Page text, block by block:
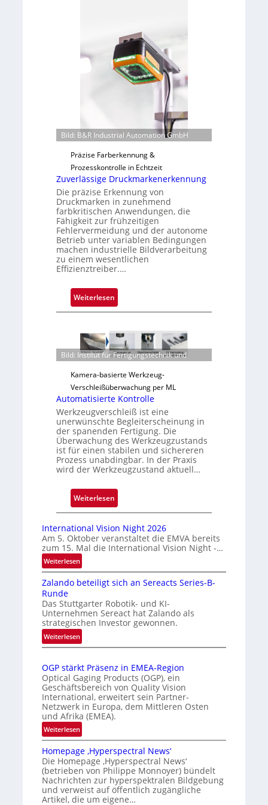
h
m
e
a
i
l
o
b
s
b
e
r
t
i
g
u
n
g
a
u
s
Bild: B&R Industrial Automation GmbH
Präzise Farberkennung &
Prozesskontrolle in Echtzeit
Zuverlässige Druckmarkenerkennung
Die präzise Erkennung von
Druckmarken in zunehmend
farbkritischen Anwendungen, die
Fähigkeit zur frühzeitigen
Fehlervermeidung und der autonome
Betrieb unter variablen Bedingungen
machen industrielle Bildverarbeitung
zu einem wesentlichen
Effizienztreiber.…
Weiterlesen
Z
v
e
r
l
ä
s
s
g
e
D
r
k
a
r
e
n
e
r
k
n
u
n
g
Bild: Institut für Fertigungstechnik und
Kamera-basierte Werkzeug-
Verschleißüberwachung per ML
Automatisierte Kontrolle
Werkzeugverschleiß ist eine
unerwünschte Begleiterscheinung in
der spanenden Fertigung. Die
Überwachung des Werkzeugzustands
ist für einen stabilen und sichereren
Prozess unabdingbar. In der Praxis
wird der Werkzeugzustand aktuell…
Weiterlesen
A
t
o
a
t
i
s
i
r
e
K
o
n
o
l
l
e
International Vision Night 2026
Am 5. Oktober veranstaltet die EMVA bereits
zum 15. Mal die International Vision Night -…
Weiterlesen:
I
n
e
r
n
a
o
n
a
V
i
s
i
o
n
N
i
Zalando beteiligt sich an Sereacts Series-B-
Runde
Das Stuttgarter Robotik- und KI-
Unternehmen Sereact hat Zalando als
strategischen Investor gewonnen.
Weiterlesen:
Z
l
a
n
d
o
e
t
e
i
l
i
OGP stärkt Präsenz in EMEA-Region
Optical Gaging Products (OGP), ein
Geschäftsbereich von Quality Vision
International, erweitert sein Partner-
Netzwerk in Europa, dem Mittleren Osten
und Afrika (EMEA).
Weiterlesen:
O
G
P
s
t
ä
Homepage ‚Hyperspectral News‘
Die Homepage ‚Hyperspectral News‘
(betrieben von Philippe Monnoyer) bündelt
Nachrichten zur hyperspektralen Bildgebung
und verweist auf öffentlich zugängliche
Artikel, die um eigene…